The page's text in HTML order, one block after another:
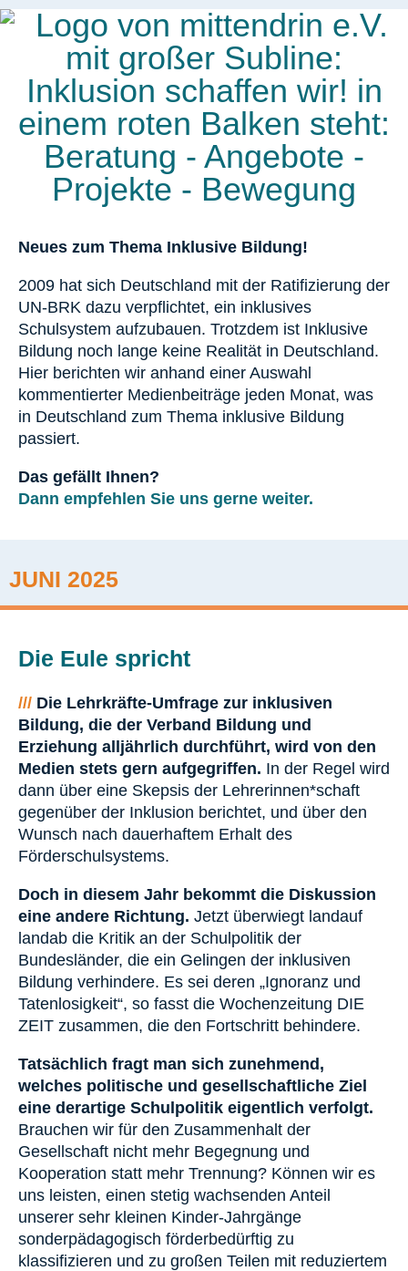
Neues zum Thema Inklusive Bildung!
2009 hat sich Deutschland mit der Ratifizierung der
UN-BRK dazu verpflichtet, ein inklusives
Schulsystem aufzubauen. Trotzdem ist Inklusive
Bildung noch lange keine Realität in Deutschland.
Hier berichten wir anhand einer Auswahl
kommentierter Medienbeiträge jeden Monat, was
in Deutschland zum Thema inklusive Bildung
passiert.
Das gefällt Ihnen?
Dann empfehlen Sie uns gerne weiter.
JUNI 2025
Die Eule spricht
/// Die Lehrkräfte-Umfrage zur inklusiven
Bildung, die der Verband Bildung und
Erziehung alljährlich durchführt, wird von den
Medien stets gern aufgegriffen. In der Regel wird
dann über eine Skepsis der Lehrerinnen*schaft
gegenüber der Inklusion berichtet, und über den
Wunsch nach dauerhaftem Erhalt des
Förderschulsystems.
Doch in diesem Jahr bekommt die Diskussion
eine andere Richtung. Jetzt überwiegt landauf
landab die Kritik an der Schulpolitik der
Bundesländer, die ein Gelingen der inklusiven
Bildung verhindere. Es sei deren „Ignoranz und
Tatenlosigkeit“, so fasst die Wochenzeitung DIE
ZEIT zusammen, die den Fortschritt behindere.
Tatsächlich fragt man sich zunehmend,
welches politische und gesellschaftliche Ziel
eine derartige Schulpolitik eigentlich verfolgt.
Brauchen wir für den Zusammenhalt der
Gesellschaft nicht mehr Begegnung und
Kooperation statt mehr Trennung? Können wir es
uns leisten, einen stetig wachsenden Anteil
unserer sehr kleinen Kinder-Jahrgänge
sonderpädagogisch förderbedürftig zu
klassifizieren und zu großen Teilen mit reduziertem